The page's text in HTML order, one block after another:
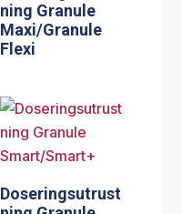
ning Granule
Maxi/Granule
Flexi
Doseringsutrust